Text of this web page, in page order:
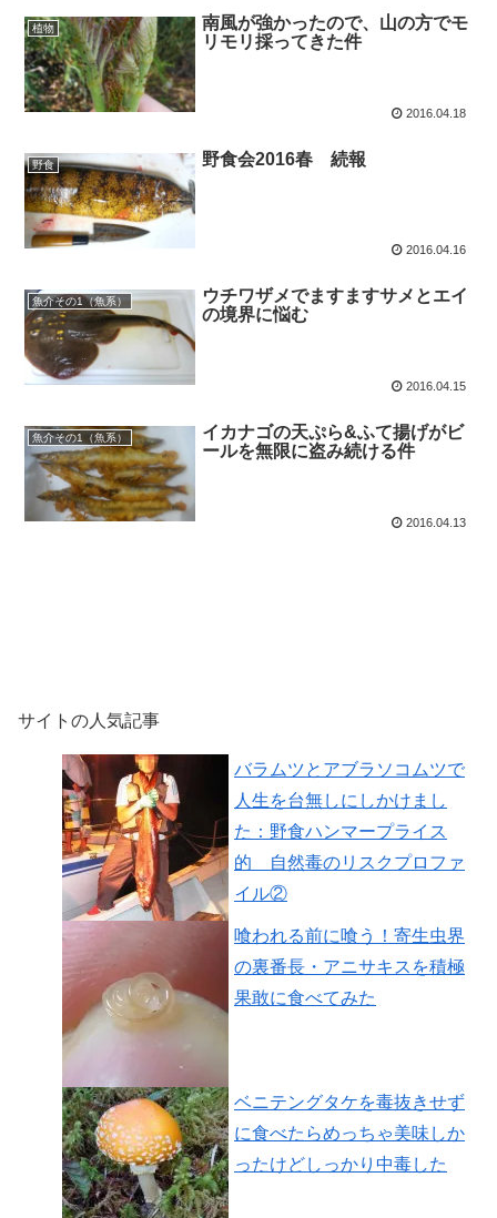
植物
南風が強かったので、山の方でモ
リモリ採ってきた件
2016.04.18
野食 野食会2016春 続報
2016.04.16
魚介その1（魚系）
ウチワザメでますますサメとエイ
の境界に悩む
2016.04.15
魚介その1（魚系）
イカナゴの天ぷら&ふて揚げがビ
ールを無限に盗み続ける件
2016.04.13
サイトの人気記事
バラムツとアブラソコムツで
人生を台無しにしかけまし
た：野食ハンマープライス
的 自然毒のリスクプロファ
イル②
喰われる前に喰う！寄生虫界
の裏番長・アニサキスを積極
果敢に食べてみた
ベニテングタケを毒抜きせず
に食べたらめっちゃ美味しか
ったけどしっかり中毒した